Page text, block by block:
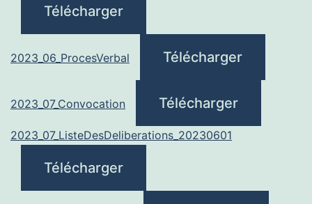
Télécharger
2023_06_ProcesVerbal Télécharger
2023_07_Convocation Télécharger
2023_07_ListeDesDeliberations_20230601
Télécharger